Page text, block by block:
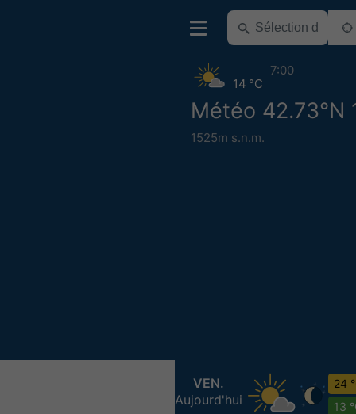
Météo 42.73°N
1525m s.n.m.
14 °C
7:00
VEN.
Aujourd'hui
24
13